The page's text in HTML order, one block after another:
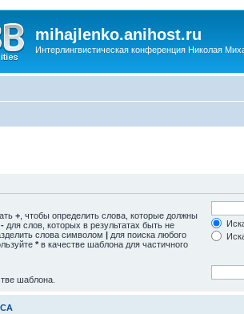
mihajlenko.anihost.ru
Интерлингвистическая конференция Николая
+ , чтобы определить слова, которые должны
- для слов, которых в результатах быть не
слова символом | для поиска любого
* в качестве шаблона для частичного
шаблона.